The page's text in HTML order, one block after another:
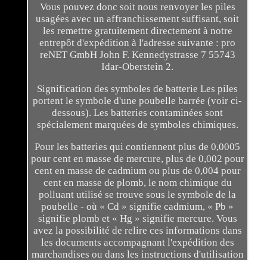
Vous pouvez donc soit nous renvoyer les piles
usagées avec un affranchissement suffisant, soit
les remettre gratuitement directement à notre
entrepôt d'expédition à l'adresse suivante : pro
reNET GmbH John F. Kennedystrasse 7 55743
Idar-Oberstein 2.
Signification des symboles de batterie Les piles
portent le symbole d'une poubelle barrée (voir ci-
dessous). Les batteries contaminées sont
spécialement marquées de symboles chimiques.
Pour les batteries qui contiennent plus de 0,0005
pour cent en masse de mercure, plus de 0,002 pour
cent en masse de cadmium ou plus de 0,004 pour
cent en masse de plomb, le nom chimique du
polluant utilisé se trouve sous le symbole de la
poubelle - où « Cd » signifie cadmium, « Pb »
signifie plomb et « Hg » signifie mercure. Vous
avez la possibilité de relire ces informations dans
les documents accompagnant l'expédition des
marchandises ou dans les instructions d'utilisation